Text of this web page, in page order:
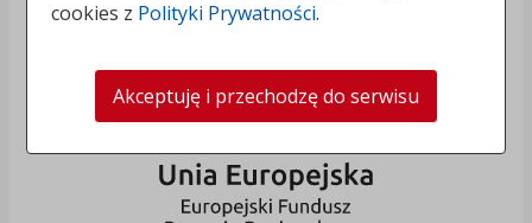
cookies z Polityki Prywatności.
Akceptuję i przechodzę do serwisu